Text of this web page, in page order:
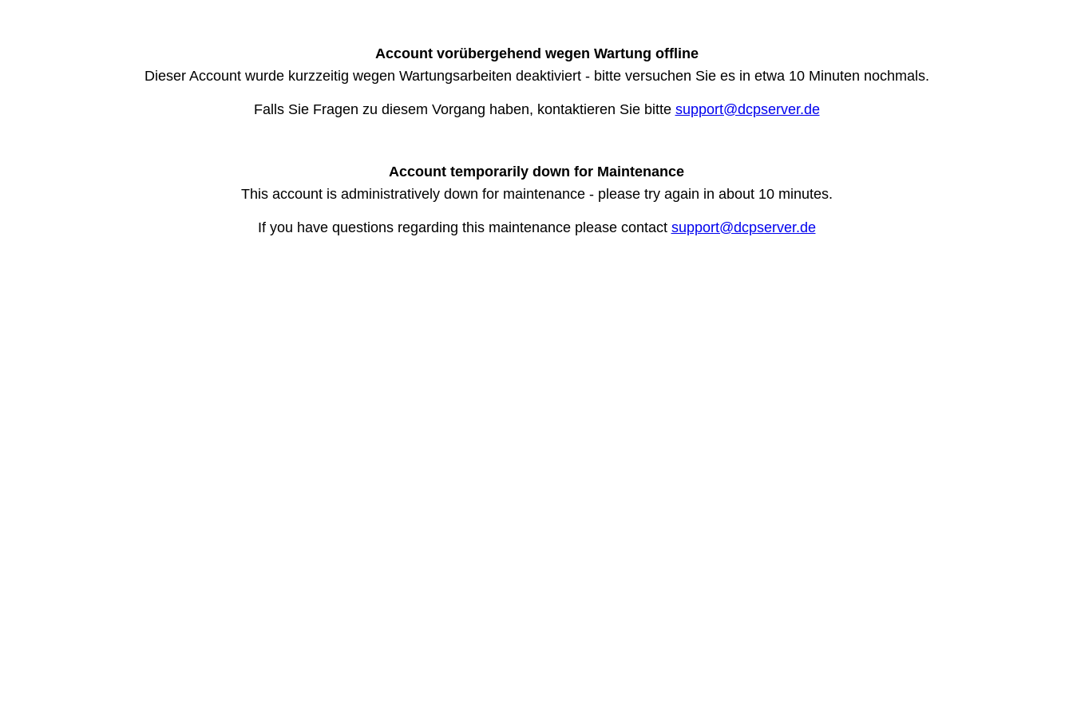
Account vorübergehend wegen Wartung offline
Dieser Account wurde kurzzeitig wegen Wartungsarbeiten deaktiviert - bitte versuchen Sie es in etwa 10 Minuten nochmals.
Falls Sie Fragen zu diesem Vorgang haben, kontaktieren Sie bitte support@dcpserver.de
Account temporarily down for Maintenance
This account is administratively down for maintenance - please try again in about 10 minutes.
If you have questions regarding this maintenance please contact support@dcpserver.de